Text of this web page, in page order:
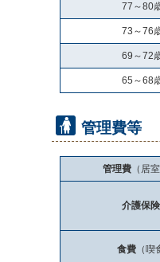
77～80
73～76
69～72
65～68
管理費等
管理費 （居
介護保
食費 （